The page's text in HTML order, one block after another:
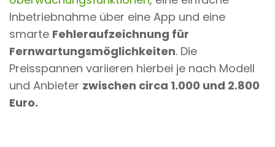
Inbetriebnahme über eine App und eine
smarte Fehleraufzeichnung für
Fernwartungsmöglichkeiten. Die
Preisspannen variieren hierbei je nach Modell
und Anbieter zwischen circa 1.000 und 2.800
Euro.